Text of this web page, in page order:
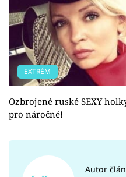
EXTRÉM
Ozbrojené ruské SEXY
pro náročné!
Autor